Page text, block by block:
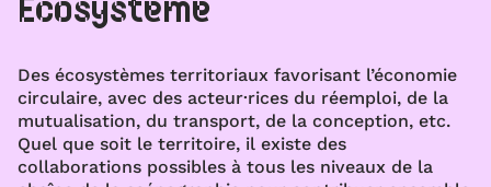
Écosystème
Des écosystèmes territoriaux favorisant l’économie
circulaire, avec des acteur·rices du réemploi, de la
mutualisation, du transport, de la conception, etc.
Quel que soit le territoire, il existe des
collaborations possibles à tous les niveaux de la